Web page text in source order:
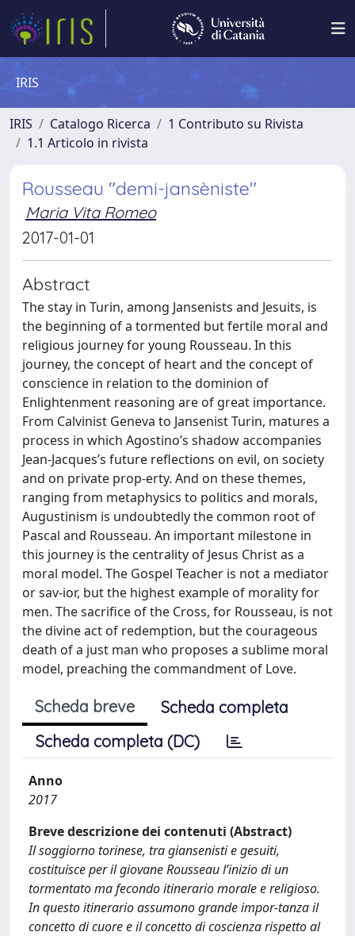
IRIS
IRIS Catalogo Ricerca
1 Contributo su Rivista
1.1 Articolo in rivista
Rousseau "demi-jansèniste"
Maria Vita Romeo
2017-01-01
Abstract
The stay in Turin, among Jansenists and Jesuits, is
the beginning of a tormented but fertile moral and
religious journey for young Rousseau. In this
journey, the concept of heart and the concept of
conscience in relation to the dominion of
Enlightenment reasoning are of great importance.
From Calvinist Geneva to Jansenist Turin, matures a
process in which Agostino’s shadow accompanies
Jean-Jacques’s future reflections on evil, on society
and on private prop-erty. And on these themes,
ranging from metaphysics to politics and morals,
Augustinism is undoubtedly the common root of
Pascal and Rousseau. An important milestone in
this journey is the centrality of Jesus Christ as a
moral model. The Gospel Teacher is not a mediator
or sav-ior, but the highest example of morality for
men. The sacrifice of the Cross, for Rousseau, is not
the divine act of redemption, but the courageous
death of a just man who proposes a sublime moral
model, preaching the commandment of Love.
Scheda breve
Scheda completa
Scheda completa (DC)
Anno
2017
Breve descrizione dei contenuti (Abstract)
Il soggiorno torinese, tra giansenisti e gesuiti,
costituisce per il giovane Rousseau l’inizio di un
tormentato ma fecondo itinerario morale e religioso.
In questo itinerario assumono grande impor-tanza il
concetto di cuore e il concetto di coscienza rispetto al